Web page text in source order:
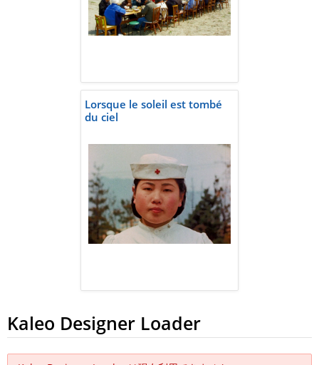
Lorsque le soleil est tombé
du ciel
Kaleo Designer Loader